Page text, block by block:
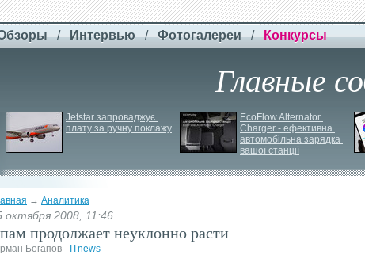
/ Интервью / Фотогалереи / Конкурсы
Главные
Jetstar запроваджує
плату за ручну поклажу
EcoFlow Alternator
Charger - ефективна
автомобільна зарядка
вашої станції
→ Аналитика
октября 2008, 11:46
продолжает неуклонно расти
Богапов - ITnews